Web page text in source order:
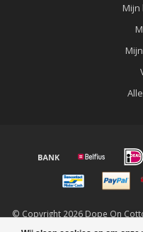
Mijn
© Copyright 2026 Dope On